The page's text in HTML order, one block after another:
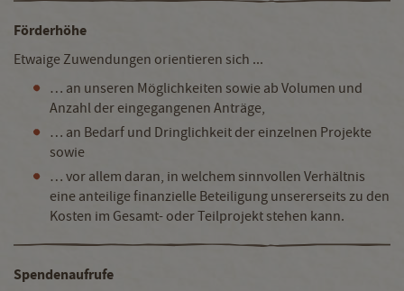
Förderhöhe
Etwaige Zuwendungen orientieren sich ...
… an unseren Möglichkeiten sowie ab Volumen und
Anzahl der eingegangenen Anträge,
… an Bedarf und Dringlichkeit der einzelnen Projekte
sowie
… vor allem daran, in welchem sinnvollen Verhältnis
eine anteilige finanzielle Beteiligung unsererseits zu den
Kosten im Gesamt- oder Teilprojekt stehen kann.
Spendenaufrufe